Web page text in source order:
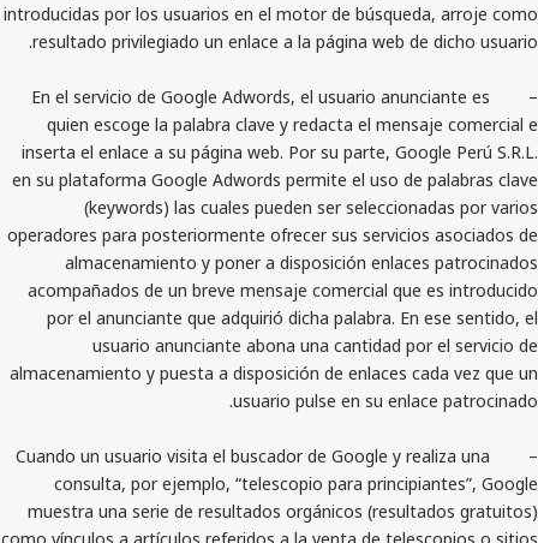
introducidas por los usuarios en el motor de
resultado privilegiado un enlace a la página web de
– En el servicio de Google Adwords, el usuario
quien escoge la palabra clave y redacta el
inserta el enlace a su página web. Por su parte,
en su plataforma Google Adwords permite el uso de
(keywords) las cuales pueden ser
operadores para posteriormente ofrecer sus
almacenamiento y poner a disposición
acompañados de un breve mensaje comercial que
por el anunciante que adquirió dicha palabra. En
usuario anunciante abona una cantidad
almacenamiento y puesta a disposición de enlaces
usuario pulse en su
– Cuando un usuario visita el buscador de Google y
consulta, por ejemplo, “telescopio para
muestra una serie de resultados orgánicos
como vínculos a artículos referidos a la venta de